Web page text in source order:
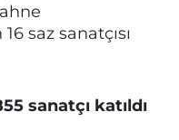
saz sanatçısı
sanatçı katıldı